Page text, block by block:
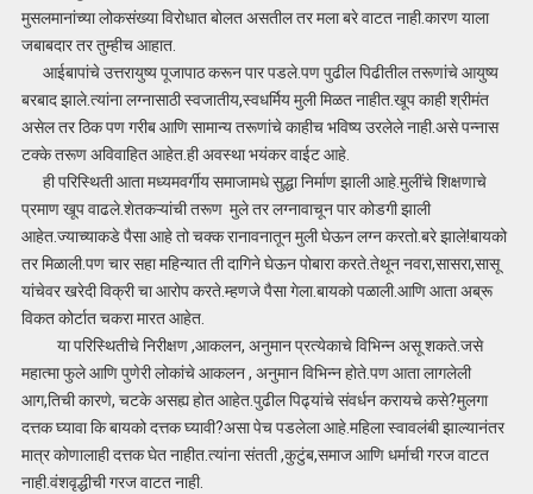
मुसलमानांच्या लोकसंख्या विरोधात बोलत असतील तर मला बरे वाटत नाही.कारण याला
जबाबदार तर तुम्हीच आहात.
आईबापांचे उत्तरायुष्य पूजापाठ करून पार पडले.पण पुढील पिढीतील तरूणांचे आयुष्य
बरबाद झाले.त्यांना लग्नासाठी स्वजातीय,स्वधर्मिय मुली मिळत नाहीत.खूप काही श्रीमंत
असेल तर ठिक पण गरीब आणि सामान्य तरूणांचे काहीच भविष्य उरलेले नाही.असे पन्नास
टक्के तरूण अविवाहित आहेत.ही अवस्था भयंकर वाईट आहे.
ही परिस्थिती आता मध्यमवर्गीय समाजामधे सुद्धा निर्माण झाली आहे.मुलींचे शिक्षणाचे
प्रमाण खूप वाढले.शेतकऱ्यांची तरूण मुले तर लग्नावाचून पार कोडगी झाली
आहेत.ज्याच्याकडे पैसा आहे तो चक्क रानावनातून मुली घेऊन लग्न करतो.बरे झाले!बायको
तर मिळाली.पण चार सहा महिन्यात ती दागिने घेऊन पोबारा करते.तेथून नवरा,सासरा,सासू
यांचेवर खरेदी विक्री चा आरोप करते.म्हणजे पैसा गेला.बायको पळाली.आणि आता अब्रू
विकत कोर्टात चकरा मारत आहेत.
या परिस्थितीचे निरीक्षण ,आकलन, अनुमान प्रत्येकाचे विभिन्न असू शकते.जसे
महात्मा फुले आणि पुणेरी लोकांचे आकलन , अनुमान विभिन्न होते.पण आता लागलेली
आग,तिची कारणे, चटके असह्य होत आहेत.पुढील पिढ्यांचे संवर्धन करायचे कसे?मुलगा
दत्तक घ्यावा कि बायको दत्तक घ्यावी?असा पेच पडलेला आहे.महिला स्वावलंबी झाल्यानंतर
मात्र कोणालाही दत्तक घेत नाहीत.त्यांना संतती ,कुटुंब,समाज आणि धर्माची गरज वाटत
नाही.वंशवृद्धीची गरज वाटत नाही.